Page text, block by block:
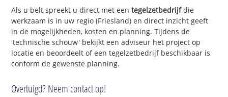
Als u belt spreekt u direct met eentegelzetbedrijfdie
werkzaam is in uw regio (Friesland) en direct inzicht geeft
in de mogelijkheden, kosten en planning. Tijdens de
'technische schouw' bekijkt een adviseur het project op
locatie en beoordeelt of een tegelzetbedrijf beschikbaar is
conform de gewenste planning.
Overtuigd? Neem contact op!